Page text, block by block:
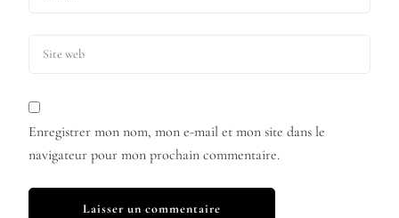
Enregistrer mon nom, mon e-mail et mon site dans le
navigateur pour mon prochain commentaire.